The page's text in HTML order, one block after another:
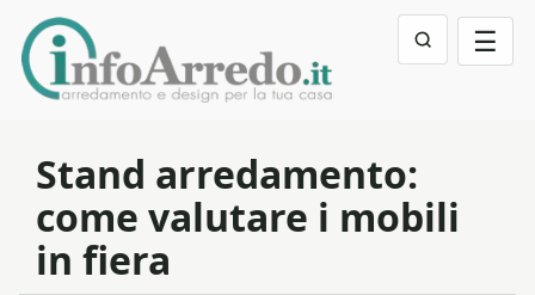
☰
Stand arredamento:
come valutare i mobili
in fiera